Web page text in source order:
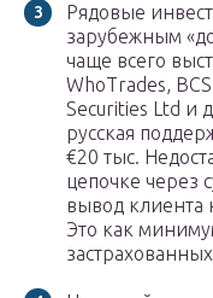
Рядовые
зарубежным
чаще всего
WhoTrades,
Securities Ltd и
русская
€20 тыс.
цепочке через
вывод клиента
Это как